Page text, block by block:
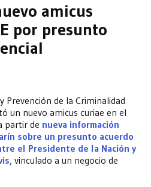
amicus
por presunto
Prevención de la Criminalidad
un nuevo amicus curiae en el
partir de nueva información
sobre un presunto acuerdo
el Presidente de la Nación y
, vinculado a un negocio de